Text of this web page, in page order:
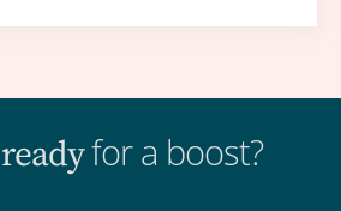
for a boost?